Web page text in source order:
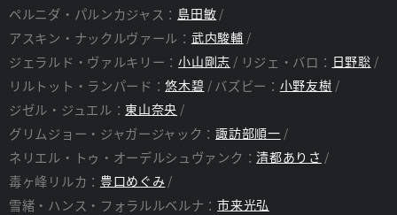
スタッフ
監督： 村田光
ペルニダ・パルンカジャス： 島田敏
アスキン・ナックルヴァール： 武内駿輔
ジェラルド・ヴァルキリー：小山剛志 リジェ・バロ： 日野聡
リルトット・ランパード：悠木碧 バズビー： 小野友樹
ジゼル・ジュエル： 東山奈央
グリムジョー・ジャガージャック：諏訪部順一
ネリエル・トゥ・オーデルシュヴァンク：清都ありさ
毒ヶ峰リルカ： 豊口めぐみ
雪緒・ハンス・フォラルルベルナ：市来光弘